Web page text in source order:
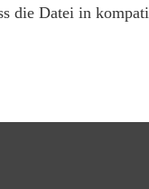
die Datei in